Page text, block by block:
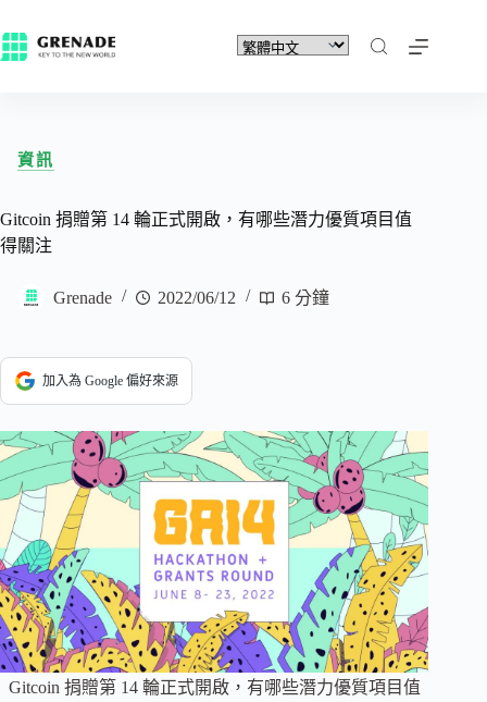
資訊
Gitcoin 捐贈第 14 輪正式開啟，有哪些潛力優質項目值
得關注
Grenade 2022/06/12 6 分鐘
加入為 Google 偏好來源
Gitcoin 捐贈第 14 輪正式開啟，有哪些潛力優質項目值